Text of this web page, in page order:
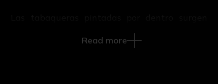
tiene constancia data de 1816 y fue pintada
Read more